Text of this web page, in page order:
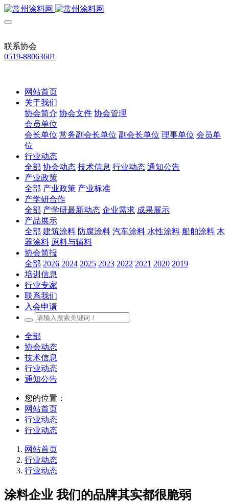
联系协会
0519-88063601
网站首页
关于我们
协会简介 协会文件 协会管理
会员单位
会长单位 常务副会长单位 副会长单位 理事单位 会员单
位
行业动态
全部 协会动态 技术信息 行业动态 通知公告
产业政策
全部 产业政策 产业标准
产学研合作
全部 产学研最新动态 企业需求 成果展示
产品展示
全部 建筑涂料 防腐涂料 汽车涂料 水性涂料 船舶涂料 木
器涂料 原料与辅料
协会简报
全部 2026 2024 2025 2023 2022 2021 2020 2019
培训信息
行业专家
联系我们
入会申请
全部
协会动态
技术信息
行业动态
通知公告
您的位置：
网站首页
行业动态
行业动态
网站首页
行业动态
行业动态
涂料企业 我们的品牌其实都很脆弱